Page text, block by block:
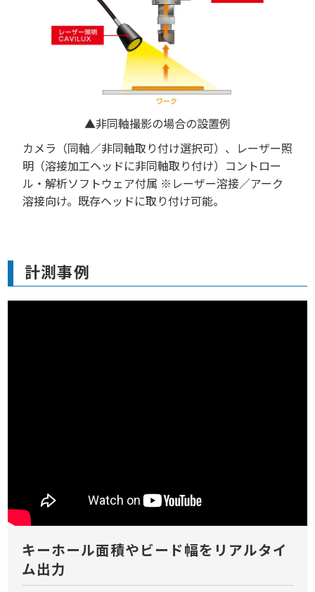
▲非同軸撮影の場合の設置例
カメラ（同軸／非同軸取り付け選択可）、レーザー照
明（溶接加工ヘッドに非同軸取り付け）コントロー
ル・解析ソフトウェア付属 ※レーザー溶接／アーク
溶接向け。既存ヘッドに取り付け可能。
計測事例
キーホール面積やビード幅をリアルタイ
ム出力